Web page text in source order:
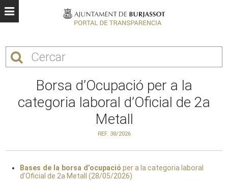
Borsa d’Ocupació per a la
categoria laboral d’Oficial de 2a
Metall
REF. 38/2026
Bases de la borsa d’ocupació per a la categoria laboral
d’Oficial de 2a Metall (28/05/2026)